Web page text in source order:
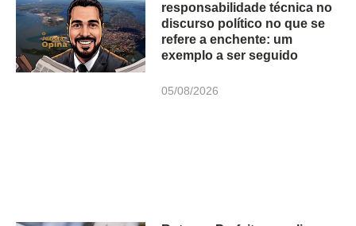
responsabilidade técnica no
discurso político no que se
refere a enchente: um
exemplo a ser seguido
05/08/2026